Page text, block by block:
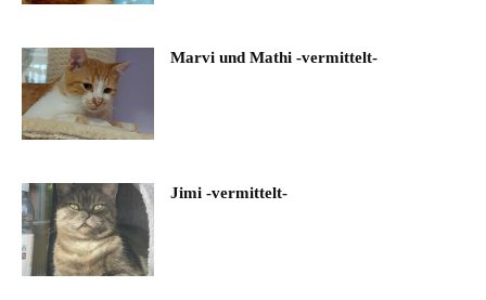
Marvi und Mathi -vermittelt-
Jimi -vermittelt-